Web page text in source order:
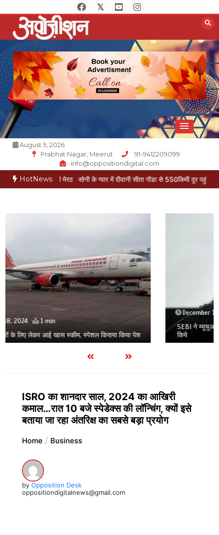
to
content
Opposition Digital
August 5, 2026
Prabhat Nagar, Meerut
91-9412209099
info@oppositiondigital.com
HotNews
पहुंची मेरठ सोनी के प्यार में दीवानी सीता गोंडा से 550किमी दूर पहुंची मेरठ जेई ने पैर
December 18, 2024
SEBI ने म्यूचुअल फंड नियमों में किया संशोधन, निवेश के नये उत्पाद पेश
किये
ISRO का शानदार साल, 2024 का आखिरी
कमाल…रात 10 बजे स्पेडेक्स की लॉन्चिंग, क्यों इसे
बताया जा रहा अंतरिक्ष का सबसे बड़ा प्रयोग
Home Business
by Opposition Desk
oppositiondigitalnews@gmail.com